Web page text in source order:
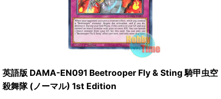
英語版 DAMA-EN091 Beetrooper Fly & Sting 騎甲虫空
殺舞隊 (ノーマル) 1st Edition